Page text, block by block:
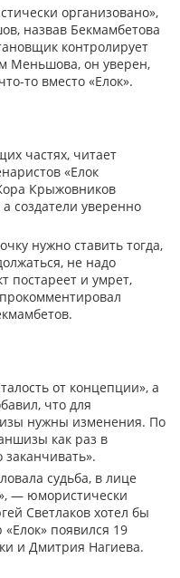
организовано»,
назвав Бекмамбетова
контролирует
Меньшова, он уверен,
то вместо «Елок».
частях, читает
«Елок
Крыжовников
создатели уверенно
нужно ставить тогда,
не надо
постареет и умрет,
от концепции», а
что для
нужны изменения. По
как раз в
судьба, в лице
— юмористически
Светлаков хотел бы
появился 19
и Дмитрия Нагиева.